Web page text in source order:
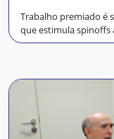
Trabalho premiado é
que estimula spinoffs